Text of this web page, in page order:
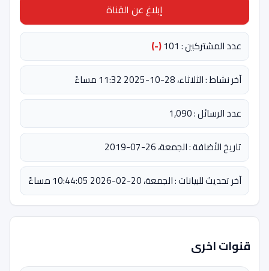
إبلاغ عن القناة
عدد المشتركين : 101
(-)
آخر نشاط : الثلاثاء، 28-10-2025 11:32 مساءً
عدد الرسائل : 1,090
تاريخ الأضافة : الجمعة، 26-07-2019
آخر تحديث للبيانات : الجمعة، 20-02-2026 10:44:05 مساءً
قنوات اخرى